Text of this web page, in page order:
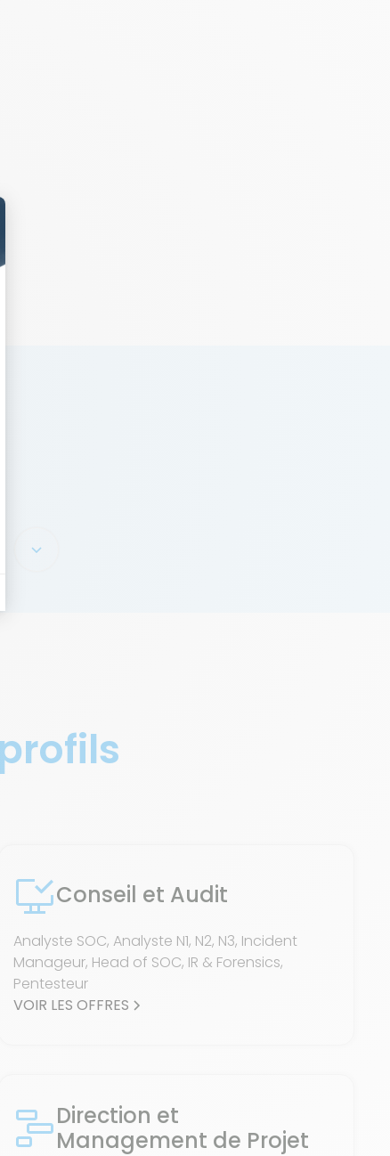
Conseil et Audit
Analyste SOC, Analyste N1, N2, N3, Incident
Manageur, Head of SOC, IR & Forensics,
Pentesteur
VOIR LES OFFRES
Direction et
Management de Projet